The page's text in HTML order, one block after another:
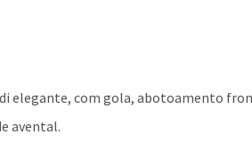
elegante, com gola, abotoamento
avental.